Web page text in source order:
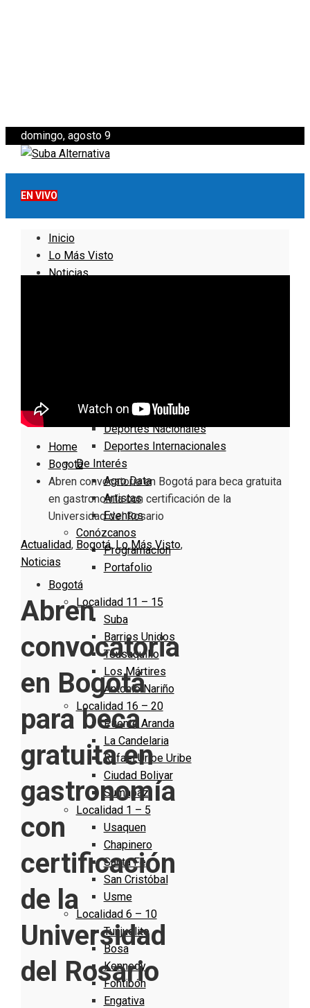
domingo, agosto 9
EN VIVO
Inicio
Lo Más Visto
Noticias
Deportes Locales
Deportes Nacionales
Deportes Internacionales
De Interés
Agro Data
Artistas
Eventos
Conózcanos
Programacion
Portafolio
Bogotá
Localidad 11 – 15
Suba
Barrios Unidos
Teusaquillo
Los Mártires
Antonio Nariño
Localidad 16 – 20
Puente Aranda
La Candelaria
Rafael Uribe Uribe
Ciudad Bolivar
Sumapaz
Localidad 1 – 5
Usaquen
Chapinero
Santa Fe
San Cristóbal
Usme
Localidad 6 – 10
Tunjuelito
Bosa
Kennedy
Fontibón
Engativa
Home
Bogotá
Abren convocatoria en Bogotá para beca gratuita
en gastronomía con certificación de la
Universidad del Rosario
Actualidad, Bogotá, Lo Más Visto,
Noticias
Abren
convocatoria
en Bogotá
para beca
gratuita en
gastronomía
con
certificación
de la
Universidad
del Rosario